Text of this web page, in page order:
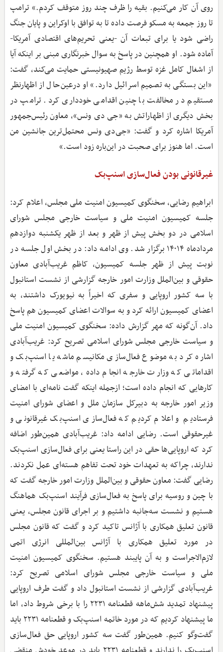
روی آن کار می‌کنیم. بقیه را ظرف چند روز متوقف کردم.» ترامپ
تا روز جمعه به مسکو فرصت داده تا به توافق با اوکراین و پایان جنگ
راضی شود یا برای تبعات آن -یعنی تحریم‌های اقتصادی آمریکا-
آماده شود. او همچنین در پاسخ به سوال خبرنگاری مبنی بر اینکه آیا
از اشغال کامل غزه توسط رژیم صهیونیستی حمایت می‌کند، گفت:
«این بستگی به تصمیم اسرائیل دارد.» او درعین‌حال از اظهارنظر
مستقیم در مخالفت با چنین اقدامی خودداری کرد. ترامپ در
بخش دیگری از اظهاراتش به «جی دی ونس»، معاون رئیس‌جمهور
آمریکا اشاره کرد و گفت: «جی‌دی ونس محتمل‌ترین جانشین من
است. اما هنوز برای صحبت در این‌باره زود است.»
غیرقانونی بودن فعال‌سازی اسنپ‌بک
ابراهیم رضایی، سخنگوی کمیسیون امنیت ملی مجلس، اعلام کرد:
جلسه کمیسیون امنیت ملی و سیاست خارجی مجلس شورای
اسلامی در دو بخش پیش از ظهر و بعد از ظهر یکشنبه دوازدهم
مردادماه ۱۴۰۱۴ برگزار شد. وی ادامه داد: در بخش اول جلسه در
نوبت پیش از ظهر جلسه کمیسیون، کاظم غریب‌آبادی معاون
حقوقی و بین‌الملل وزارت امور خارجه گزارشی از نشست استانبول
با سه کشور اروپایی و سفری که اخیراً به نیویورک داشتند، به
اعضای کمیسیون ارائه کرد و به سوالات اعضای کمیسیون هم پاسخ
داد. آن‌گونه که مهر گزارش داده: سخنگوی کمیسیون امنیت ملی
و سیاست خارجی مجلس شورای اسلامی تصریح کرد: غریب‌آبادی
اشاره کرد به موضوع فعال‌سازی مکانیسم ماشه یا اسنپ‌بک و
اقداماتی که وزارت خارجه انجام داده، مواضعی که گرفته و
کارهایی که انجام داده است؛ ازجمله اینکه گفت نامه‌ای با امضای
وزیر امور خارجه به دبیرکل سازمان ملل و اعضای شورای امنیت
فرستادیم و اعلام کردیم که فعال‌سازی اسنپ‌بک غیرقانونی و
غیرحقوقی است. رضایی ادامه داد: غریب‌آبادی همین‌طور اضافه
کرد که اروپایی‌ها حقی در این راستا یعنی برای فعال‌سازی اسنپ‌بک
ندارند، چراکه به تعهدات خود تحت تفاهم هسته‌ای عمل نکردند.
رضایی گفت: معاون حقوقی و بین‌الملل وزارت امور خارجه گفت که
با چین و روسیه برای پاسخ به فعال‌سازی فرآیند اسنپ‌بک هماهنگ
هستیم و نشست سه‌جانبه داشتیم و بر اجرای قانون مجلس، یعنی
قانون تعلیق همکاری با آژانس تاکید کرد و گفت که قانون مجلس
در مورد تعلیق همکاری با آژانس بین‌المللی انرژی اتمی
لازم‌الاجراست و به آن پایبند هستیم. سخنگوی کمیسیون امنیت
ملی و سیاست خارجی مجلس شورای اسلامی تصریح کرد:
غریب‌آبادی گزارشی از نشست استانبول داد و گفت طرف اروپایی
پیشنهاد تمدید شش‌ماهه قطعنامه ۲۲۳۱ را با برخی شروط داد، اما
ما پیشنهاد کردیم که در مورد خاتمه اسنپ‌بک و قطعنامه ۲۲۳۱ باید
گفت‌وگو کنیم. همین‌طور گفت سه کشور اروپایی حق فعال‌سازی